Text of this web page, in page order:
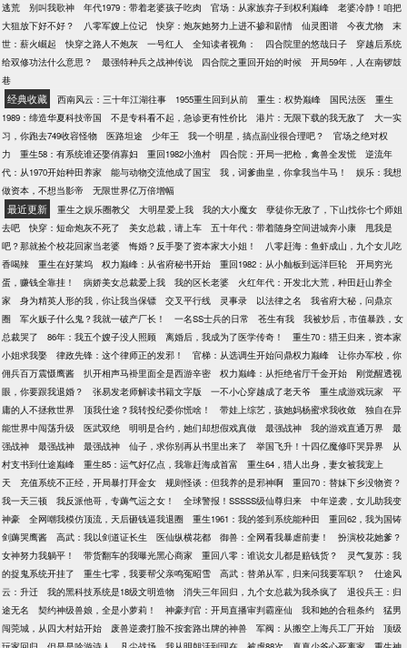
逃荒
别叫我歌神 年代1979：带着老婆孩子吃肉 官场：从家族弃子到权利巅峰
老婆冷静！咱把
大狙放下好不好？
八零军嫂上位记 快穿：炮灰她努力上进不掺和剧情 仙灵图谱 今夜尤物
末
世：薪火崛起
快穿之路人不炮灰 一号红人 全知读者视角： 四合院里的悠哉日子
穿越后系统
给双修功法什么意思？
最强特种兵之战神传说 四合院之重回开始的时候
开局59年，人在南锣鼓
巷
经典收藏 西南风云：三十年江湖往事 1955重生回到从前 重生：权势巅峰 国民法医
重生
1989：缔造华夏科技帝国
不是专科看不起，急诊更有性价比 港片：无限下载的我无敌了
大一实
习，你跑去749收容怪物
医路坦途 少年王 我一个明星，搞点副业很合理吧？
官场之绝对权
力
重生58：有系统谁还娶俏寡妇 重回1982小渔村 四合院：开局一把枪，禽兽全发慌
逆流年
代：从1970开始种田养家
能与动物交流他成了国宝 我，词爹曲皇，你拿我当牛马！
娱乐：我想
做资本，不想当影帝
无限世界亿万倍增幅
最近更新 重生之娱乐圈教父 大明星爱上我 我的大小魔女
孽徒你无敌了，下山找你七个师姐
去吧
快穿：短命炮灰不死了 美女总裁，请上车 五十年代：带着随身空间进城奔小康
甩我是
吧？那就捡个校花回家当老婆
悔婚？反手娶了资本家大小姐！
八零赶海：鱼虾成山，九个女儿吃
香喝辣
重生在好莱坞 权力巅峰：从省府秘书开始 重回1982：从小舢板到远洋巨轮
开局穷光
蛋，赚钱全靠挂！
病娇美女总裁爱上我 我的区长老婆
火红年代：开发北大荒，种田赶山养全
家
身为精英人形的我，你让我当保镖 交叉平行线 灵事录 以法律之名
我省府大秘，问鼎京
圈
军火贩子什么鬼？我就一破产厂长！ 一名SS士兵的日常 苍生有我
我被炒后，市值暴跌，女
总裁哭了
86年：我五个嫂子没人照顾 离婚后，我成为了医学传奇！
重生70：猎王归来，资本家
小姐求我娶
律政先锋：这个律师正的发邪！ 官梯：从选调生开始问鼎权力巅峰
让你办军校，你
佣兵百万震慑鹰酱
扒开相声马褂里面全是西游辛密 权力巅峰：从拒绝省厅千金开始
刚觉醒透视
眼，你要跟我退婚？
张易发老师解读书籍文字版 一不小心穿越成了老天爷 重生成游戏玩家
平
庸的人不拯救世界
顶我仕途？我转投纪委你慌啥！ 带娃上综艺，孩她妈杨蜜求我收敛
独自在异
能世界中闯荡升级
医武双绝 明明是合约，她们却想假戏真做 最强战神 我的游戏直通万界
最
强战神
最强战神 最强战神 仙子，求你别再从书里出来了 举国飞升！十四亿魔修吓哭异界
从
村支书到仕途巅峰
重生85：运气好亿点，我靠赶海成首富
重生64，猎人出身，妻女被我宠上
天
充值系统不正经，开局暴打拜金女 规则怪谈：但我养的是邪神啊
重回70：替妹下乡没物资？
我一天三顿
我反派他哥，专薅气运之女！ 全球警报！SSSSS级仙尊归来
中年逆袭，女儿助我变
神豪
全网嘲我模仿顶流，天后砸钱逼我退圈 重生1961：我的签到系统能种田
重回62，我为国铸
剑薅哭鹰酱
高武：我以剑道证长生 医仙纵横花都 御兽：全网看我暴虐前妻！
扮演校花她爹？
女神努力我躺平！
带货翻车的我曝光黑心商家 重回八零：谁说女儿都是赔钱货？
灵气复苏：我
的捉鬼系统开挂了
重生七零，我要帮父亲鸣冤昭雪 高武：替弟从军，归来问我要军职？
仕途风
云：升迁
我的黑科技系统是18级文明造物 消失三年回归，九个女总裁为我杀疯了
退役兵王：归
途无名
契约神级兽娘，全是小萝莉！ 神豪判官：开局直播审判霸座仙 我和她的合租条约
猛男
闯莞城，从四大村姑开始
废兽逆袭打脸不按套路出牌的神兽 军阀：从搬空上海兵工厂开始
顶级